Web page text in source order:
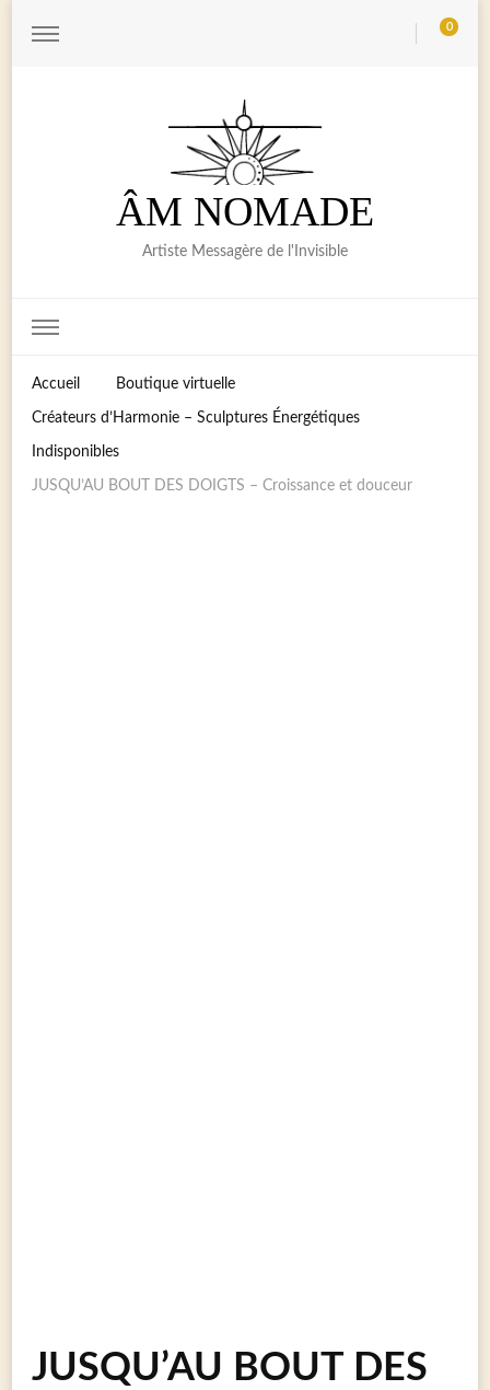
0
ÂM NOMADE
Artiste Messagère de l'Invisible
Accueil Boutique virtuelle
Créateurs d’Harmonie – Sculptures Énergétiques
Indisponibles
JUSQU’AU BOUT DES DOIGTS – Croissance et douceur
JUSQU’AU BOUT DES